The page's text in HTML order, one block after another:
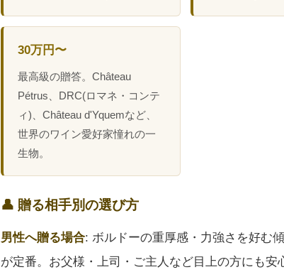
30万円〜
最高級の贈答。Château
Pétrus、DRC(ロマネ・コンテ
ィ)、Château d'Yquemなど、
世界のワイン愛好家憧れの一
生物。
👤 贈る相手別の選び方
男性へ贈る場合: ボルドーの重厚感・力強さを好む
が定番。お父様・上司・ご主人など目上の方にも安